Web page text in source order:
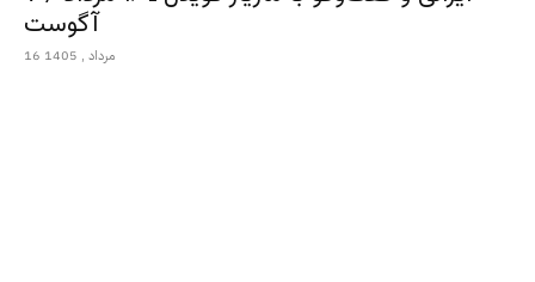
آگوست
16 مرداد , 1405